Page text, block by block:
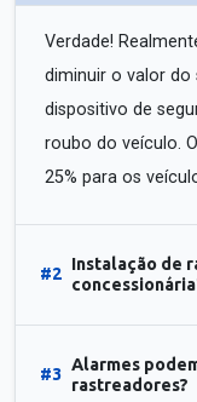
Verdade!
diminuir o valor do
dispositivo de
roubo do veículo.
25% para os
#2
Instalação de
#3
Alarmes
rastreadores?